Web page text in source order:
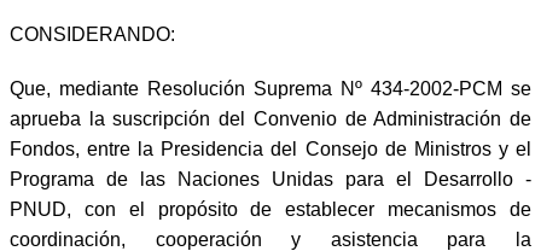
CONSIDERANDO:
Que, mediante Resolución Suprema Nº 434-2002-PCM se
aprueba la suscripción del Convenio de Administración de
Fondos, entre la Presidencia del Consejo de Ministros y el
Programa de las Naciones Unidas para el Desarrollo -
PNUD, con el propósito de establecer mecanismos de
coordinación, cooperación y asistencia para la